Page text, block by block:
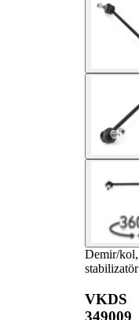
Demir/kol,
stabilizatör
VKDS
349009